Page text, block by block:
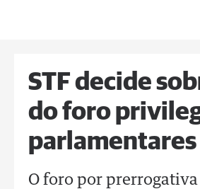
STF decide
do foro
parlamentares
O foro por prerrogativa